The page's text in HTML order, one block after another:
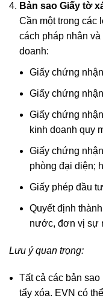
Bản sao Giấy tờ
Cần một trong các
cách pháp nhân
doanh:
Giấy chứng
Giấy chứng
Giấy chứng
kinh doanh quy
Giấy chứng
phòng đại diện;
Giấy phép đầu
Quyết định
nước, đơn vị sự
Lưu ý quan trọng:
Tất cả các bản
tẩy xóa. EVN có